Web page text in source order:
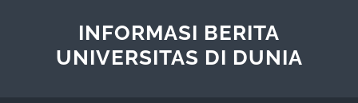
INFORMASI BERITA
UNIVERSITAS DI DUNIA